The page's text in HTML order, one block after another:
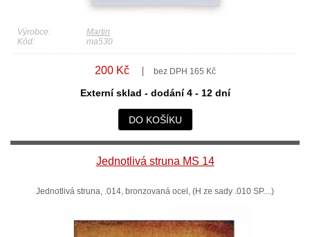
Výrobce:
Martin
Kód:
ma530
200 Kč bez DPH 165 Kč
Externí sklad - dodání 4 - 12 dní
DO KOŠÍKU
Jednotlivá struna MS 14
Jednotlivá struna, .014, bronzovaná ocel, (H ze sady .010 SP....)